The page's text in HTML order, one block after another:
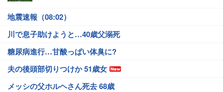
地震速報（08:02）
川で息子助けようと…40歳父溺死
糖尿病進行…甘酸っぱい体臭に?
夫の後頭部切りつけか 51歳女
メッシの父ホルヘさん死去 68歳